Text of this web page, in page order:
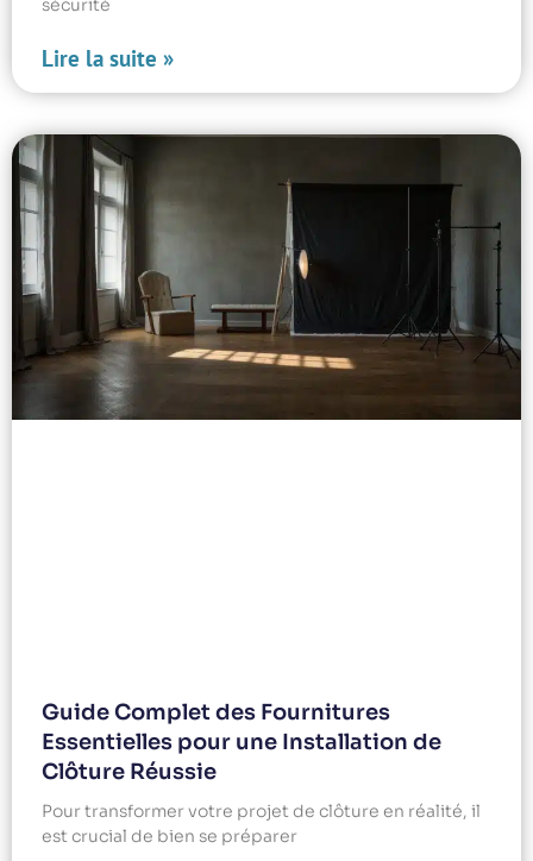
sécurité
Lire la suite »
Guide Complet des Fournitures
Essentielles pour une Installation de
Clôture Réussie
Pour transformer votre projet de clôture en réalité, il
est crucial de bien se préparer